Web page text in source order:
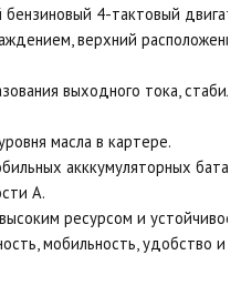
4-тактовый
верхний
выходного тока,
масла в картере.
акккумуляторных
А.
ресурсом и
мобильность, удобство и